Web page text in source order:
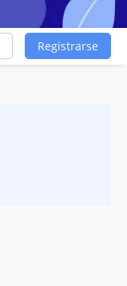
Registrarse